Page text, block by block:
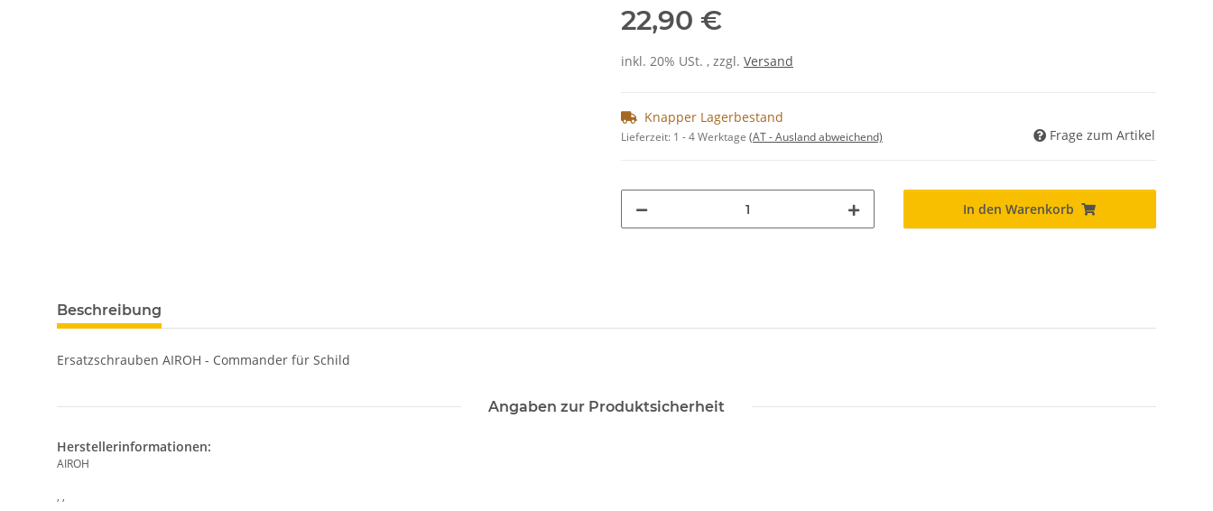
22,90 €
inkl. 20% USt. , zzgl. Versand
Knapper Lagerbestand
Lieferzeit: 1 - 4 Werktage (AT - Ausland abweichend) Frage zum Artikel
In den Warenkorb
Beschreibung
Ersatzschrauben AIROH - Commander für Schild
Angaben zur Produktsicherheit
Herstellerinformationen:
AIROH
, ,